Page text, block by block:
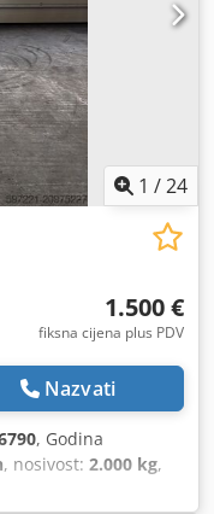
1 /24
1.500 €
fiksna cijena plus PDV
Nazvati
, Godina
, nosivost: 2.000 kg,